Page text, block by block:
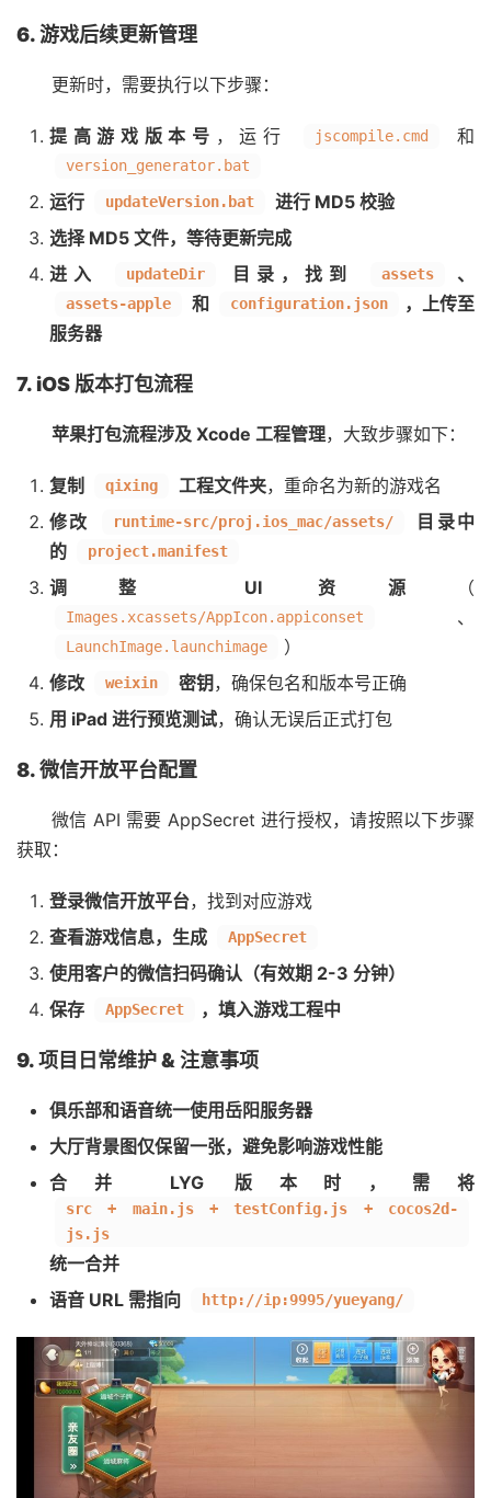
6. 游戏后续更新管理
更新时，需要执行以下步骤：
提高游戏版本号 ，运行 jscompile.cmd 和
version_generator.bat
运行 updateVersion.bat
进行 MD5 校验
选择 MD5 文件，等待更新完成
进入
updateDir 目录，找到 assets 、
assets-apple 和 configuration.json
，上传至
服务器
7. iOS 版本打包流程
苹果打包流程涉及 Xcode 工程管理，大致步骤如下：
复制 qixing 工程文件夹，重命名为新的游戏名
修改
runtime-src/proj.ios_mac/assets/
目录中
的
project.manifest
调整 UI 资源 （
Images.xcassets/AppIcon.appiconset 、
LaunchImage.launchimage
）
修改
weixin 密钥，确保包名和版本号正确
用 iPad 进行预览测试，确认无误后正式打包
8. 微信开放平台配置
微信 API 需要 AppSecret 进行授权，请按照以下步骤
获取：
登录微信开放平台，找到对应游戏
查看游戏信息，生成
AppSecret
使用客户的微信扫码确认（有效期 2-3 分钟）
保存
AppSecret ，填入游戏工程中
9. 项目日常维护 & 注意事项
俱乐部和语音统一使用岳阳服务器
大厅背景图仅保留一张，避免影响游戏性能
合并 LYG 版本时，需将
src + main.js + testConfig.js + cocos2d-
js.js
统一合并
语音 URL 需指向
http://ip:9995/yueyang/